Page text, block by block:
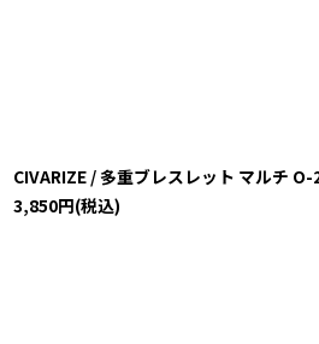
CIVARIZE / 多重ブレスレット マルチ
3,850円(税込)